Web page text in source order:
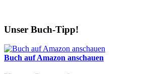
Unser Buch-Tipp!
Buch auf Amazon anschauen